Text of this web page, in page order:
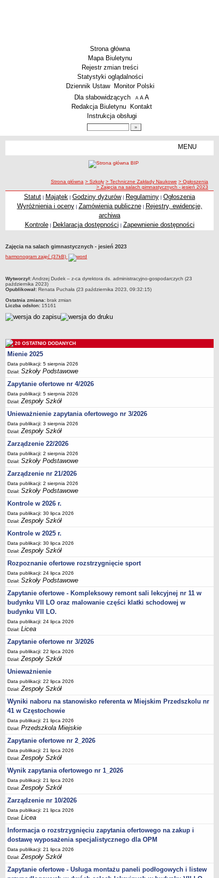
Strona główna
Mapa Biuletynu
Rejestr zmian treści
Statystyki oglądalności
Dziennik Ustaw
Monitor Polski
Menu dodatkowe
Dla słabowidzących A pomniejsz czcionkę
A standardowy rozmiar czcionki
A
Redakcja Biuletynu
Kontakt
Instrukcja obsługi
MENU
Zespoły Szkół
Techniczne Zakłady Naukowe
Przedszkola Miejskie
Zlikwidowane gimnazja
Wielofunkcyjna Placówka
SPECJALNE OŚRODKI SZKOLNO-WYCHOWAWCZE
Specjalny Ośrodek nr 1
Specjalny Ośrodek nr 5
BURSA MIEJSKA
Statut
Majątek
Godziny dyżurów
Ogłoszenie
Zarządzenia
Kontrole
Rejestry, ewidencje, archiwa
Sprawozdania
Deklaracja dostępności
PORADNIE PSYCHOLOGICZNO-PEDAGOGICZNE
Zespół Poradni
Dane podstawowe
Statut
Majątek
Godziny dyżurów
Ogłoszenia
Zarządzenia
Rejestry, ewidencje, archiwa
Kontrole
PONOWNE WYKORZYSTYWANIE
Sprawozdania
Deklaracja dostępności
DEKLARACJA DOSTĘPNOŚCI
OŚWIADCZENIA MAJĄTKOWE
PONOWNE WYKORZYSTYWANIE
UDOSTĘPNIANIE INFORMACJI PUBLICZNEJ
OCHRONA DANYCH OSOBOWYCH
ścieżka nawigacji
Strona główna > Szkoły > Techniczne Zakłady Naukowe > Ogłoszenia
> Zajęcia na salach gimnastycznych - jesień 2023
Statut | Majątek | Godziny dyżurów| Regulaminy | Ogłoszenia
Wyróżnienia i oceny| Zamówienia publiczne| Rejestry, ewidencje,
archiwa
Kontrole| Deklaracja dostępności | Zapewnienie dostępności
Zajęcia na salach gimnastycznych - jesień 2023
harmonogram zajęć (37kB)
metryczka
Wytworzył:Andrzej Dudek – z-ca dyrektora ds. administracyjno-gospodarczych (23
października 2023)
Opublikował: Renata Puchała (23 października 2023, 09:32:15)
Ostatnia zmiana: brak zmian
Liczba odsłon: 15161
20 OSTATNIO DODANYCH
Mienie 2025
Data publikacji: 5 sierpnia 2026
Dział:Szkoły Podstawowe
Zapytanie ofertowe nr 4/2026
Data publikacji: 5 sierpnia 2026
Dział:Zespoły Szkół
Unieważnienie zapytania ofertowego nr 3/2026
Data publikacji: 3 sierpnia 2026
Dział:Zespoły Szkół
Zarządzenie 22/2026
Data publikacji: 2 sierpnia 2026
Dział:Szkoły Podstawowe
Zarządzenie nr 21/2026
Data publikacji: 2 sierpnia 2026
Dział:Szkoły Podstawowe
Kontrole w 2026 r.
Data publikacji: 30 lipca 2026
Dział:Zespoły Szkół
Kontrole w 2025 r.
Data publikacji: 30 lipca 2026
Dział:Zespoły Szkół
Rozpoznanie ofertowe rozstrzygnięcie sport
Data publikacji: 24 lipca 2026
Dział:Szkoły Podstawowe
Zapytanie ofertowe - Kompleksowy remont sali lekcyjnej nr 11 w
budynku VII LO oraz malowanie części klatki schodowej w
budynku VII LO.
Data publikacji: 24 lipca 2026
Dział:Licea
Zapytanie ofertowe nr 3/2026
Data publikacji: 22 lipca 2026
Dział:Zespoły Szkół
Unieważnienie
Data publikacji: 22 lipca 2026
Dział:Zespoły Szkół
Wyniki naboru na stanowisko referenta w Miejskim Przedszkolu nr
41 w Częstochowie
Data publikacji: 21 lipca 2026
Dział:Przedszkola Miejskie
Zapytanie ofertowe nr 2_2026
Data publikacji: 21 lipca 2026
Dział:Zespoły Szkół
Wynik zapytania ofertowego nr 1_2026
Data publikacji: 21 lipca 2026
Dział:Zespoły Szkół
Zarządzenie nr 10/2026
Data publikacji: 21 lipca 2026
Dział:Licea
Informacja o rozstrzygnięciu zapytania ofertowego na zakup i
dostawę wyposażenia specjalistycznego dla OPM
Data publikacji: 21 lipca 2026
Dział:Zespoły Szkół
Zapytanie ofertowe - Usługa montażu paneli podłogowych i listew